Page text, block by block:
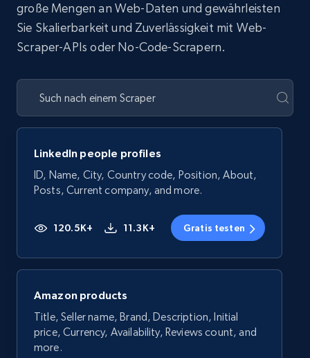
große Mengen an Web-Daten und gewährleisten
Sie Skalierbarkeit und Zuverlässigkeit mit Web-
Scraper-APIs oder No-Code-Scrapern.
LinkedIn people profiles
ID, Name, City, Country code, Position, About,
Posts, Current company, and more.
120.5K+ 11.3K+ Gratis testen
Amazon products
Title, Seller name, Brand, Description, Initial
price, Currency, Availability, Reviews count, and
more.